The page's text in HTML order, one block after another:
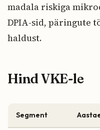
madala riskiga
DPIA-sid, päringute
haldust.
Hind VKE-le
Segment